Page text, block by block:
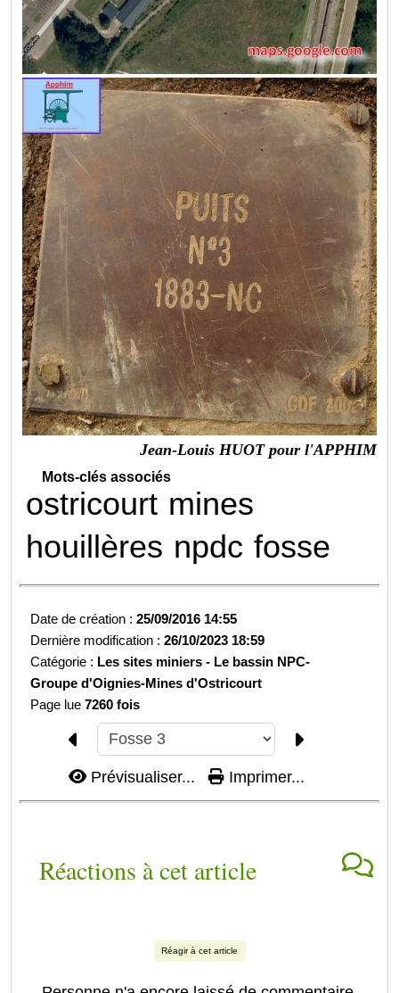
Jean-Louis HUOT pour l'APPHIM
Mots-clés associés
ostricourt mines
houillères npdc fosse
Date de création :25/09/2016 14:55
Dernière modification :26/10/2023 18:59
Catégorie : Les sites miniers - Le bassin NPC-
Groupe d'Oignies-Mines d'Ostricourt
Page lue7260 fois
Prévisualiser... Imprimer...
Réactions à cet article
Réagir à cet article